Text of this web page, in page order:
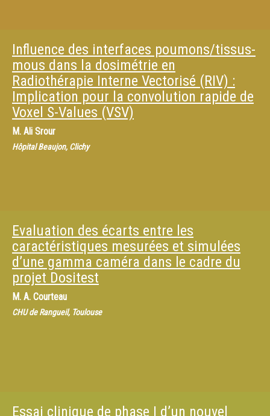
Influence des interfaces poumons/tissus-
mous dans la dosimétrie en
Radiothérapie Interne Vectorisé (RIV) :
Implication pour la convolution rapide de
Voxel S-Values (VSV)
M. Ali Srour
Hôpital Beaujon, Clichy
Evaluation des écarts entre les
caractéristiques mesurées et simulées
d’une gamma caméra dans le cadre du
projet Dositest
M. A. Courteau
CHU de Rangueil, Toulouse
Essai clinique de phase I d’un nouvel